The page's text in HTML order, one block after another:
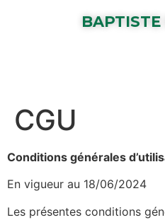
CGU
Conditions générales
En vigueur au 18/06/2024
Les présentes conditions